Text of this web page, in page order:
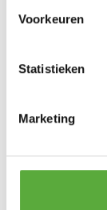
Voorkeuren
Statistieken
Marketing
PRODUCTEN